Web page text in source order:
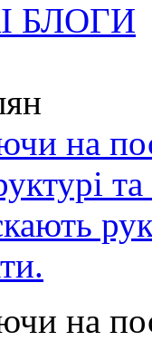
БЛОГИ
на
на